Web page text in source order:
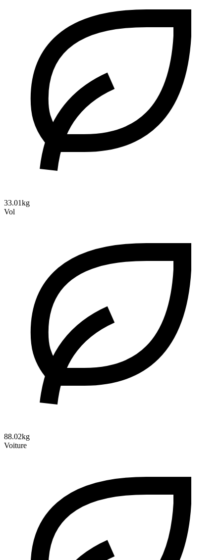
33.01kg
Vol
88.02kg
Voiture